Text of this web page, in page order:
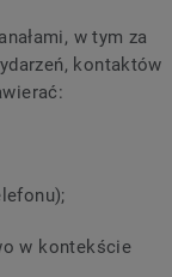
w tym za
kontaktów
w kontekście